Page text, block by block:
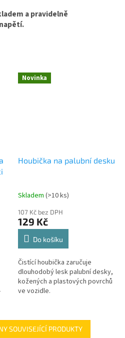
a pravidelně
Novinka
Houbička na palubní desku
Skladem (>10 ks)
107 Kč bez DPH
129 Kč
Do košíku
Čistící houbička zaručuje
dlouhodobý lesk palubní desky,
kožených a plastových povrchů
ve vozidle.
SOUVISEJÍCÍ PRODUKTY